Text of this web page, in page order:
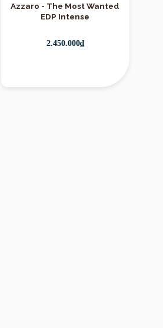
Azzaro - The Most Wanted
EDP Intense
2.450.000₫